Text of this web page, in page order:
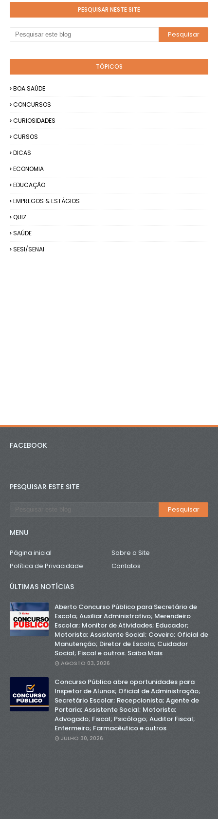
PESQUISAR NESTE SITE
TÓPICOS
BOA SAÚDE
CONCURSOS
CURIOSIDADES
CURSOS
DICAS
ECONOMIA
EDUCAÇÃO
EMPREGOS & ESTÁGIOS
QUIZ
SAÚDE
SESI/SENAI
FACEBOOK
PESQUISAR ESTE SITE
MENU
Página inicial
Sobre o Site
Política de Privacidade
Contatos
ÚLTIMAS NOTÍCIAS
Aberto Concurso Público para Secretário de
Escola; Auxiliar Administrativo; Merendeiro
Escolar; Monitor de Atividades; Educador;
Motorista; Assistente Social; Coveiro; Oficial de
Manutenção; Diretor de Escola; Cuidador
Social; Fiscal e outros. Saiba Mais
AGOSTO 03, 2026
Concurso Público abre oportunidades para
Inspetor de Alunos; Oficial de Administração;
Secretário Escolar; Recepcionista; Agente de
Portaria; Assistente Social; Motorista;
Advogado; Fiscal; Psicólogo; Auditor Fiscal;
Enfermeiro; Farmacêutico e outros
JULHO 30, 2026